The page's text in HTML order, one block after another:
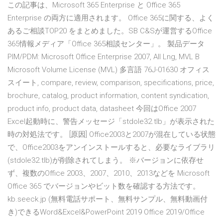
この記事は、Microsoft 365 Enterprise と Office 365
Enterprise の両方に適用されます。 Office 365に関する、よく
あるご相談TOP20 をまとめました。SB C&Sが運営するOffice
365情報メディア「Office 365相談センター」。 製品データ
PIM/PDM: Microsoft Office Enterprise 2007, All Lng, MVL B
Microsoft Volume License (MVL) 多言語 76J-01630 オフィス
スイート, compare, review, comparison, specifications, price,
brochure, catalog, product information, content syndication,
product info, product data, datasheet 今回はOffice 2007
Excel起動時に、警告メッセージ「stdole32.tlb」が表示された
時の対処法です。 [原因] Office2003と2007が混在している状態
で、Office2003をアンインストールすると、必要なライブラリ
(stdole32.tlb)が削除されてしまう。 ※バージョンに依存せ
ず、複数のOffice 2003、2007、2010、2013などを Microsoft
Office 365 でバージョンやビット数を確認する方法です。
kb.seeck.jp (無料電話サポート、無料サンプル、無料動画付
き)できるWord&Excel&PowerPoint 2019 Office 2019/Office